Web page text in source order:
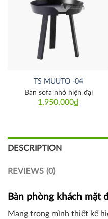
TS MUUTO -04
1,950,000₫
Bàn sofa nhỏ hiện đại
DESCRIPTION
REVIEWS (0)
Bàn phòng khách mặt
Mang trong mình thiết kế